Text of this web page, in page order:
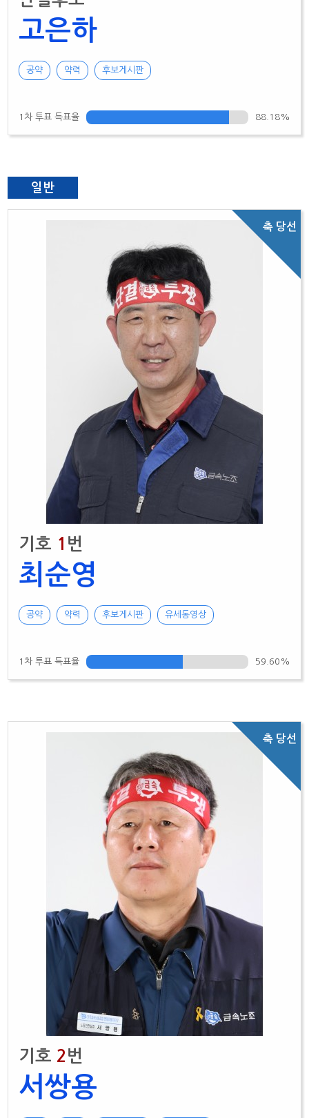
고은하
공약 약력 후보게시판
1차 투표 득표율 88.18%
일반
기호 1 번
최순영
공약 약력 후보게시판 유세동영상
1차 투표 득표율 59.60%
기호 2 번
서쌍용